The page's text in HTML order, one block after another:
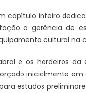
capítulo inteiro
a gerência de
cultural na
e os herdeiros da
inicialmente em
estudos